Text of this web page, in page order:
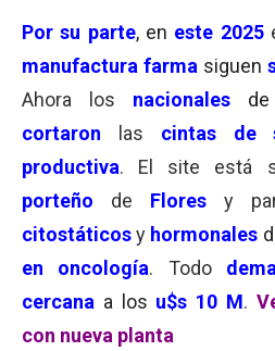
Por su parte, en este 2025
manufactura farma siguen
Ahora los nacionales de
cortaron las cintas de
productiva. El site está
porteño de Flores y
citostáticosy hormonales
en oncología. Todo
cercana a los u$s 10 M.
con nueva planta